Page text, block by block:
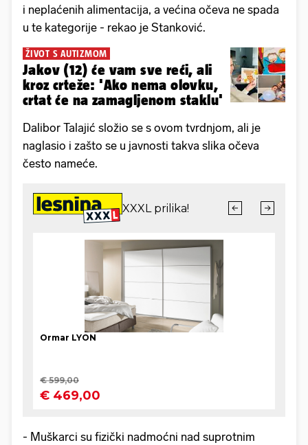
i neplaćenih alimentacija, a većina očeva ne spada
u te kategorije - rekao je Stanković.
ŽIVOT S AUTIZMOM
Jakov (12) će vam sve reći, ali
kroz crteže: 'Ako nema olovku,
crtat će na zamagljenom staklu'
Dalibor Talajić složio se s ovom tvrdnjom, ali je
naglasio i zašto se u javnosti takva slika očeva
često nameće.
- Muškarci su fizički nadmoćni nad suprotnim